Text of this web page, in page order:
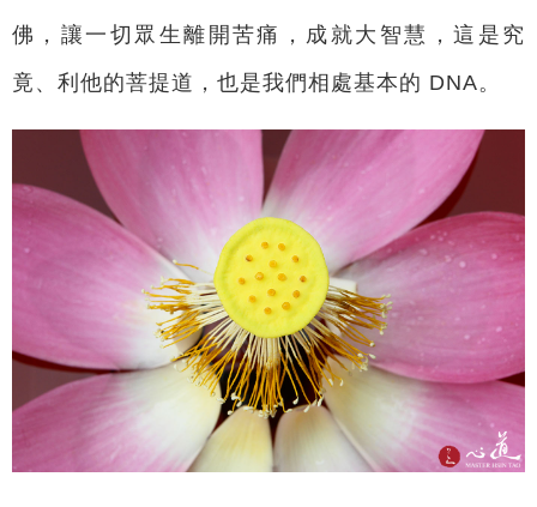
佛，讓一切眾生離開苦痛，成就大智慧，這是究
竟、利他的菩提道，也是我們相處基本的 DNA。